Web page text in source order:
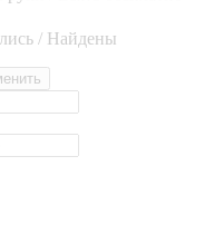
/ Найдены